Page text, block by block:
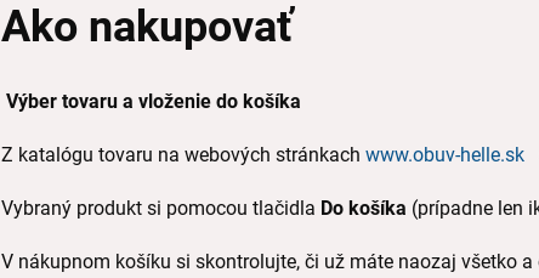
Ako nakupovať
Výber tovaru a vloženie do košíka
Z katalógu tovaru na webových stránkach www.obuv-helle.sk
Vybraný produkt si pomocou tlačidla Do košíka (prípadne len
V nákupnom košíku si skontrolujte, či už máte naozaj všetko